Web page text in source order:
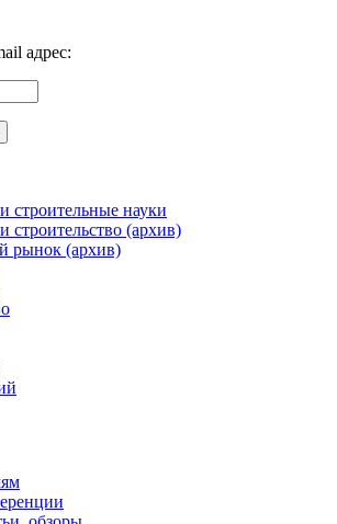
адрес:
строительные науки
строительство (архив)
рынок (архив)